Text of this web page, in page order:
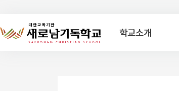
학교소개